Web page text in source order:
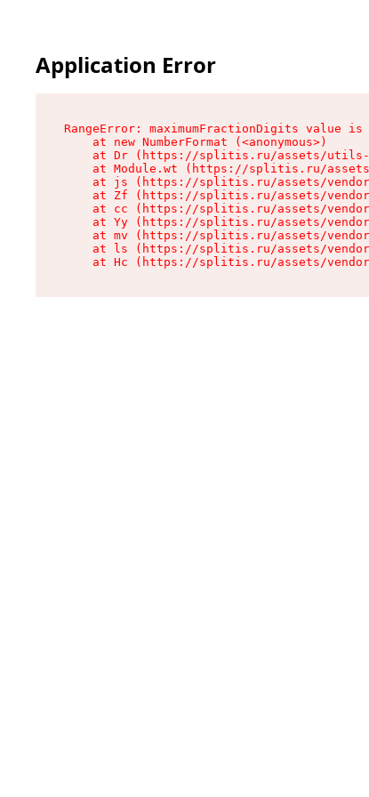
Application Error
RangeError: maximumFractionDigits value
    at new NumberFormat (<anonymous>)
at Dr (https://splitis.ru/assets/
at Module.wt (https://splitis.ru/
at js (https://splitis.ru/assets/
at Zf (https://splitis.ru/assets/
at cc (https://splitis.ru/assets/
at Yy (https://splitis.ru/assets/
at mv (https://splitis.ru/assets/
at ls (https://splitis.ru/assets/
at Hc (https://splitis.ru/assets/